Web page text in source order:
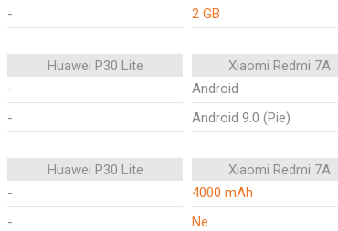
- 2 GB
Huawei P30 Lite Xiaomi Redmi 7A
- Android
- Android 9.0 (Pie)
Huawei P30 Lite Xiaomi Redmi 7A
- 4000 mAh
- Ne